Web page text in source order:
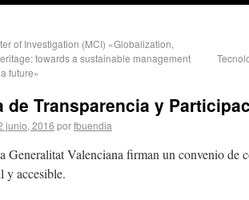
of Investigation (MCI) «Globalization,
towards a sustainable management
future»
de Transparencia y
junio, 2016 porfbuendia
Generalitat Valenciana firman un convenio de
y accesible.